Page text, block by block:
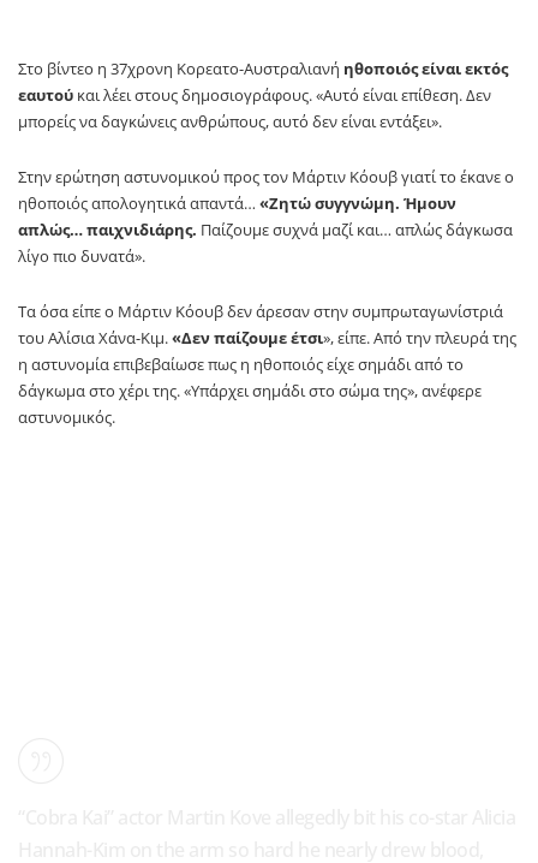
Στο βίντεο η 37χρονη Κορεατο-Αυστραλιανή ηθοποιός είναι εκτός
εαυτού και λέει στους δημοσιογράφους. «Αυτό είναι επίθεση. Δεν
μπορείς να δαγκώνεις ανθρώπους, αυτό δεν είναι εντάξει».
Στην ερώτηση αστυνομικού προς τον Μάρτιν Κόουβ γιατί το έκανε ο
ηθοποιός απολογητικά απαντά… «Ζητώ συγγνώμη. Ήμουν
απλώς… παιχνιδιάρης. Παίζουμε συχνά μαζί και… απλώς δάγκωσα
λίγο πιο δυνατά».
Τα όσα είπε ο Μάρτιν Κόουβ δεν άρεσαν στην συμπρωταγωνίστριά
του Αλίσια Χάνα-Κιμ.«Δεν παίζουμε έτσι», είπε. Από την πλευρά της
η αστυνομία επιβεβαίωσε πως η ηθοποιός είχε σημάδι από το
δάγκωμα στο χέρι της. «Υπάρχει σημάδι στο σώμα της», ανέφερε
αστυνομικός.